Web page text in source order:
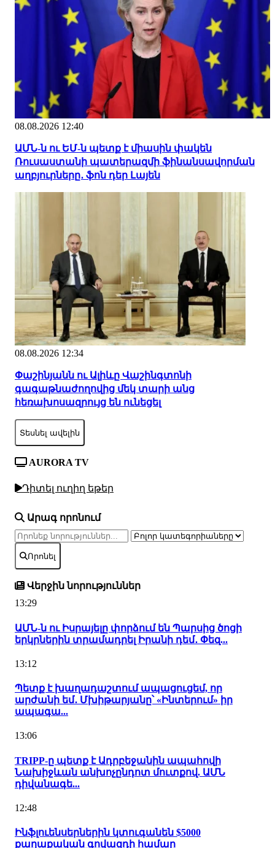
08.08.2026 12:40
ԱՄՆ-ն ու ԵՄ-ն պետք է միասին փակեն
Ռուսաստանի պատերազմի ֆինանսավորման
աղբյուրները․ ֆոն դեր Լայեն
08.08.2026 12:34
Փաշինյանն ու Ալիևը Վաշինգտոնի
գագաթնաժողովից մեկ տարի անց
հեռախոսազրույց են ունեցել
Տեսնել ավելին
AURORA TV
Դիտել ուղիղ եթեր
Արագ որոնում
Որոնել
Վերջին նորություններ
13:29
ԱՄՆ-ն ու Իսրայելը փորձում են Պարսից ծոցի
երկրներին տրամադրել Իրանի դեմ․ Փեզ...
13:12
Պետք է խաղադաշտում ապացուցեմ, որ
արժանի եմ․ Մխիթարյանը՝ «Ինտերում» իր
ապագա...
13:06
TRIPP-ը պետք է Ադրբեջանին ապահովի
Նախիջևան անխոչընդոտ մուտքով. ԱՄՆ
դիվանագե...
12:48
Ինֆլուենսերներին կտուգանեն $5000
քաղաքական գովազդի համար